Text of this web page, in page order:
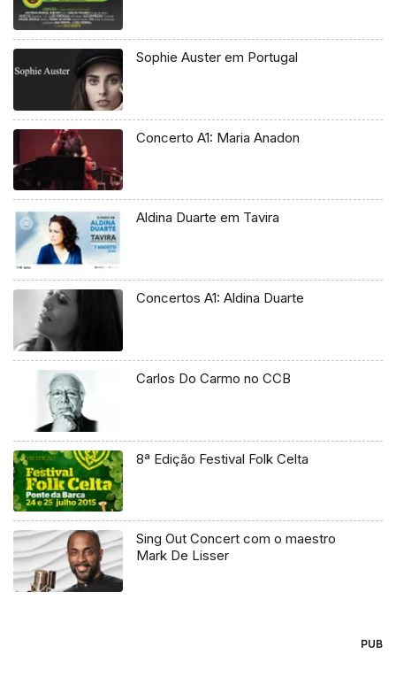
Sophie Auster em Portugal
Concerto A1: Maria Anadon
Aldina Duarte em Tavira
Concertos A1: Aldina Duarte
Carlos Do Carmo no CCB
8ª Edição Festival Folk Celta
Sing Out Concert com o maestro
Mark De Lisser
PUB